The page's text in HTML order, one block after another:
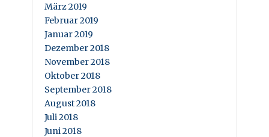
März 2019
Februar 2019
Januar 2019
Dezember 2018
November 2018
Oktober 2018
September 2018
August 2018
Juli 2018
Juni 2018